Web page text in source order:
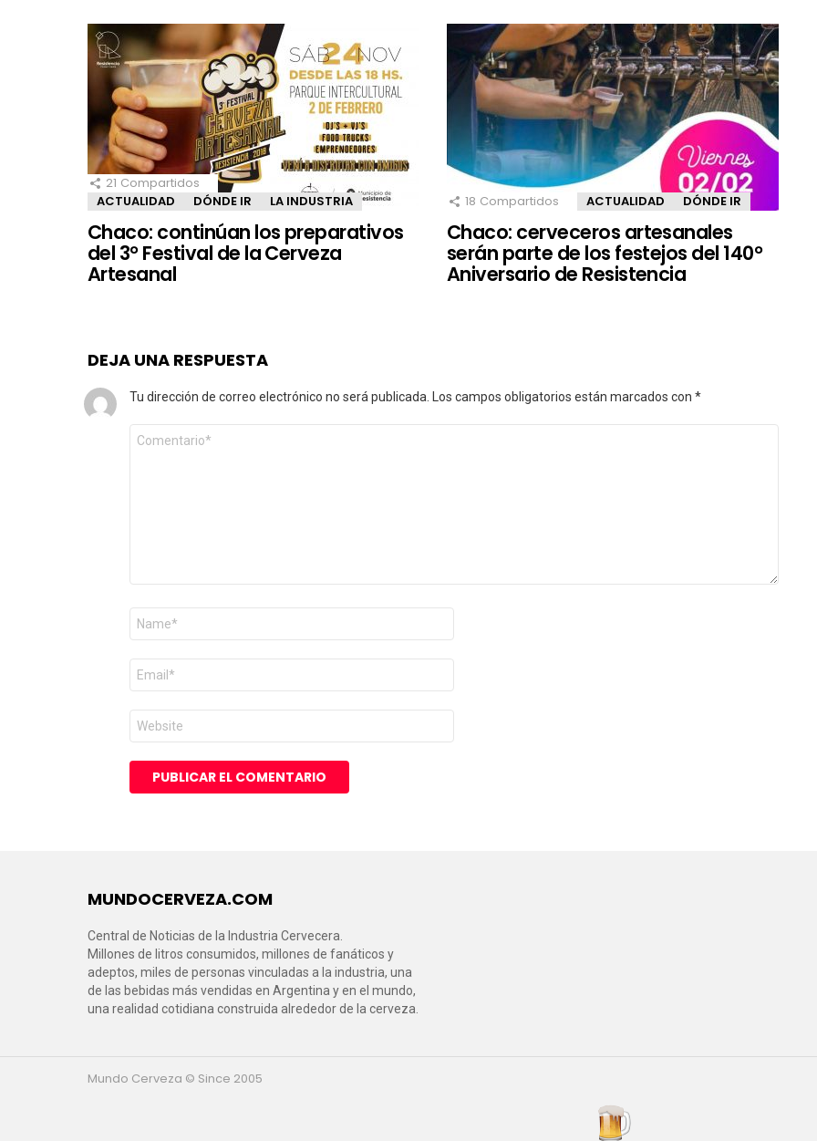
21 Compartidos
ACTUALIDAD
DÓNDE IR LA INDUSTRIA
Chaco: continúan los preparativos
del 3° Festival de la Cerveza
Artesanal
18 Compartidos ACTUALIDAD DÓNDE IR
Chaco: cerveceros artesanales
serán parte de los festejos del 140°
Aniversario de Resistencia
DEJA UNA RESPUESTA
Tu dirección de correo electrónico no será publicada. Los campos obligatorios están marcados con *
Comentario
Nombre
Correo
electrónico
*
Web
MUNDOCERVEZA.COM
Central de Noticias de la Industria Cervecera.
Millones de litros consumidos, millones de fanáticos y
adeptos, miles de personas vinculadas a la industria, una
de las bebidas más vendidas en Argentina y en el mundo,
una realidad cotidiana construida alrededor de la cerveza.
Mundo Cerveza © Since 2005